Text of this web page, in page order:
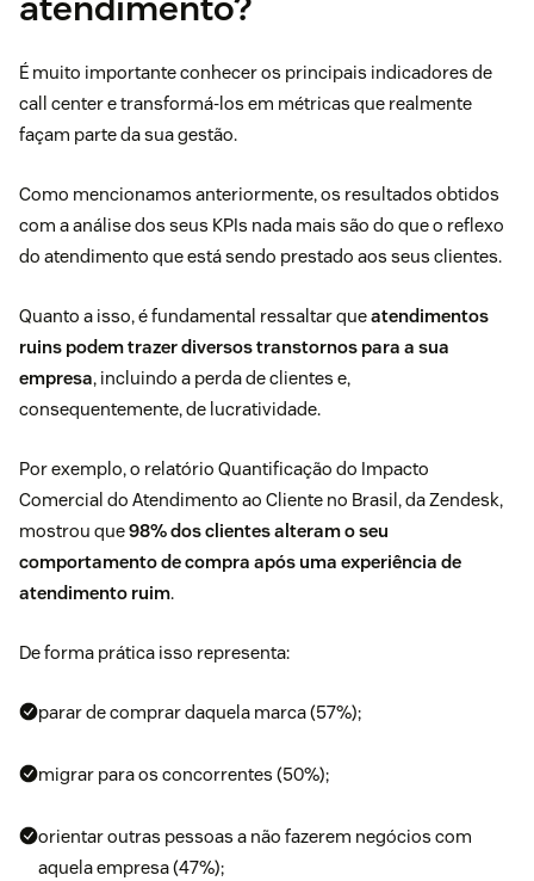
É muito importante conhecer os principais indicadores de
call center e transformá-los em métricas que realmente
façam parte da sua gestão.
Como mencionamos anteriormente, os resultados obtidos
com a análise dos seus KPIs nada mais são do que o reflexo
do atendimento que está sendo prestado aos seus clientes.
Quanto a isso, é fundamental ressaltar queatendimentos
ruins podem trazer diversos transtornos para a sua
empresa, incluindo a perda de clientes e,
consequentemente, de lucratividade.
Por exemplo, o relatório Quantificação do Impacto
Comercial do Atendimento ao Cliente no Brasil, da Zendesk,
mostrou que98% dos clientes alteram o seu
comportamento de compra após uma experiência de
atendimento ruim.
De forma prática isso representa:
parar de comprar daquela marca (57%);
migrar para os concorrentes (50%);
orientar outras pessoas a não fazerem negócios com
aquela empresa (47%);